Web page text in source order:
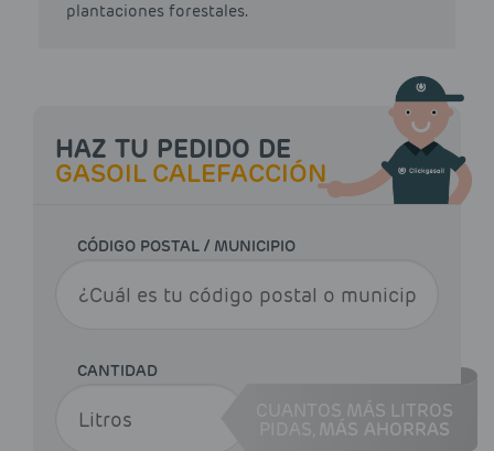
plantaciones forestales.
HAZ TU PEDIDO DE
GASOIL CALEFACCIÓN
CÓDIGO POSTAL / MUNICIPIO
CANTIDAD
CUANTOS MÁS LITROS
MÁS AHORRAS